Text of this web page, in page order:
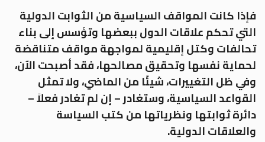
فإذا كانت المواقف السياسية من الثوابت الدولية
التي تحكم علاقات الدول ببعضها وتؤسس إلى بناء
تحالفات وكتل إقليمية لمواجهة مواقف متناقضة
لحماية نفسها وتحقيق مصالحها، فقد أصبحت الآن،
وفي ظل التغييرات، شيئًا من الماضي، ولا تمثل
القواعد السياسية، وستغادر – إن لم تغادر فعلاً –
دائرة ثوابتها ونظرياتها من كتب السياسة
والعلاقات الدولية.